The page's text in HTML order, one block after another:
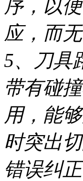
序，以
应，而
5、刀具
带有碰
用，能
时突出
错误纠正